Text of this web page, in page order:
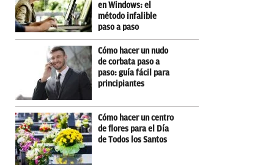
en Windows: el
método infalible
paso a paso
Cómo hacer un nudo
de corbata paso a
paso: guía fácil para
principiantes
Cómo hacer un centro
de flores para el Día
de Todos los Santos